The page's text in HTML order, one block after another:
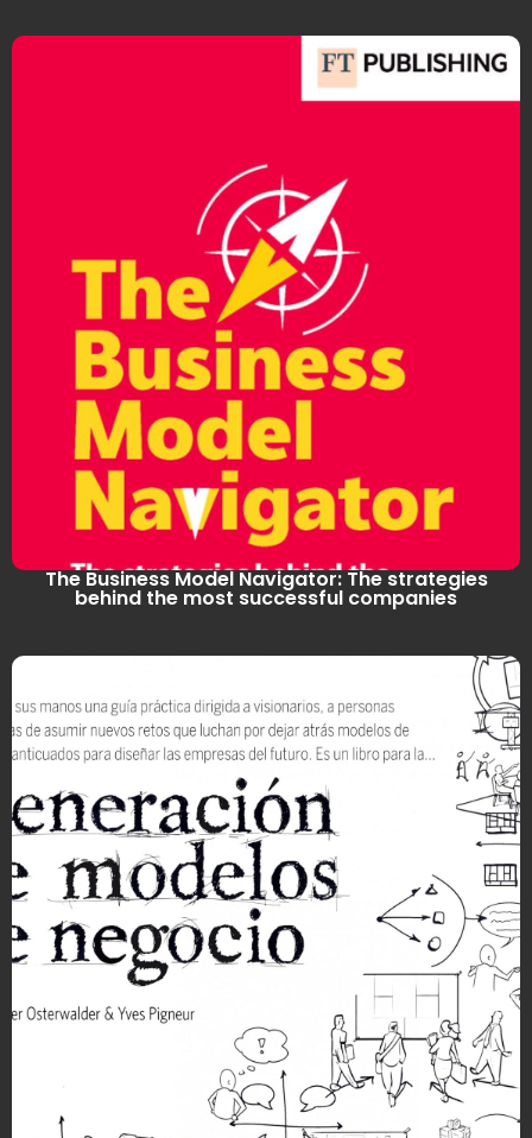
The Business Model Navigator: The strategies
behind the most successful companies